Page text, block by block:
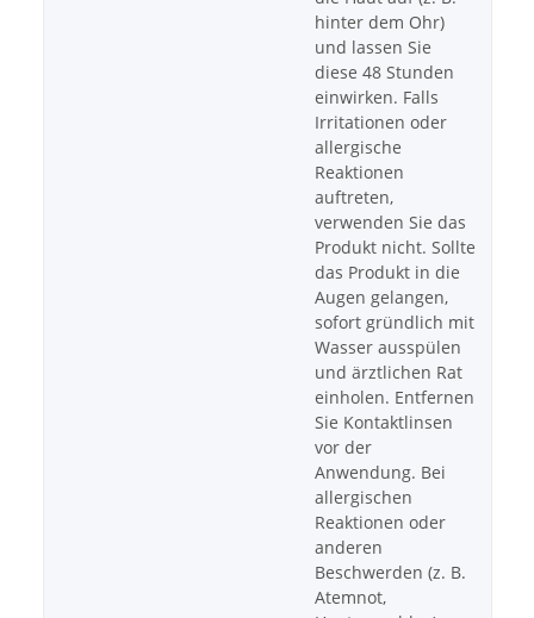
hinter dem Ohr)
und lassen Sie
diese 48 Stunden
einwirken. Falls
Irritationen oder
allergische
Reaktionen
auftreten,
verwenden Sie das
Produkt nicht. Sollte
das Produkt in die
Augen gelangen,
sofort gründlich mit
Wasser ausspülen
und ärztlichen Rat
einholen. Entfernen
Sie Kontaktlinsen
vor der
Anwendung. Bei
allergischen
Reaktionen oder
anderen
Beschwerden (z. B.
Atemnot,